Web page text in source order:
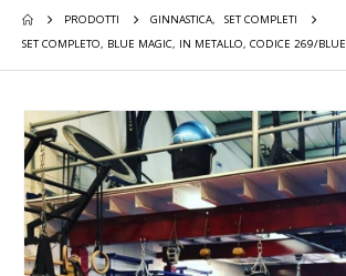
PRODOTTI GINNASTICA,
SET COMPLETI
SET COMPLETO, BLUE MAGIC, IN METALLO, CODICE 269/BLUE